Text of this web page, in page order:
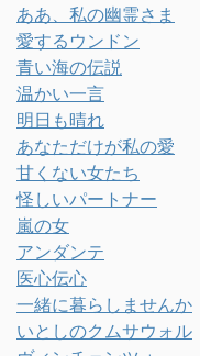
ああ、私の幽霊さま
愛するウンドン
青い海の伝説
温かい一言
明日も晴れ
あなただけが私の愛
甘くない女たち
怪しいパートナー
嵐の女
アンダンテ
医心伝心
一緒に暮らしませんか
いとしのクムサウォル